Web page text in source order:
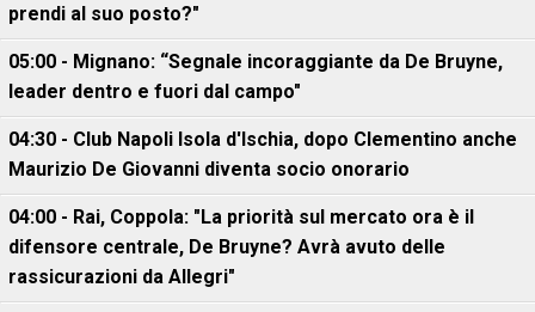
prendi al suo posto?"
05:00 - Mignano: “Segnale incoraggiante da De Bruyne,
leader dentro e fuori dal campo"
04:30 - Club Napoli Isola d'Ischia, dopo Clementino anche
Maurizio De Giovanni diventa socio onorario
04:00 - Rai, Coppola: "La priorità sul mercato ora è il
difensore centrale, De Bruyne? Avrà avuto delle
rassicurazioni da Allegri"